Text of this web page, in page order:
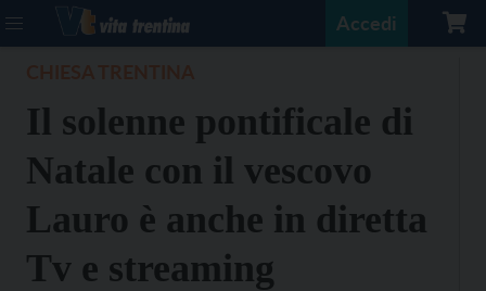
Accedi
Il solenne pontificale di
Natale con il vescovo
Lauro è anche in diretta
Tv e streaming